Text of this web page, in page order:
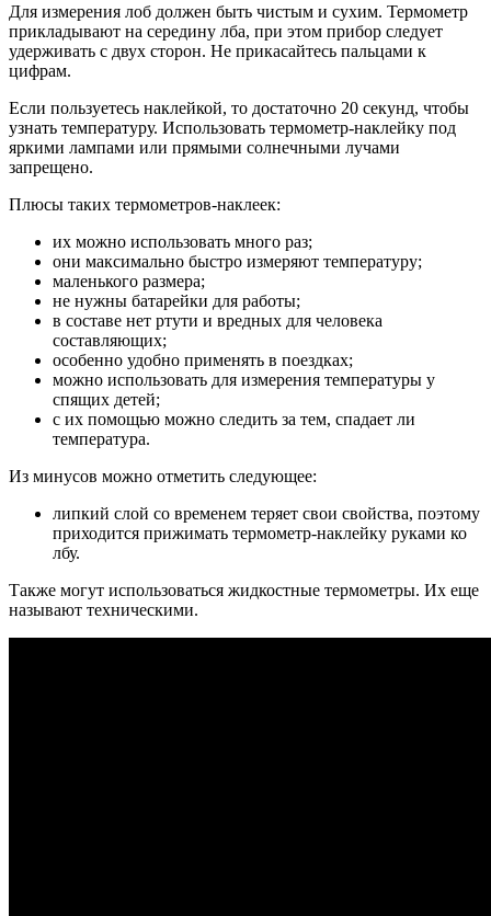
Для измерения лоб должен быть чистым и сухим. Термометр
прикладывают на середину лба, при этом прибор следует
удерживать с двух сторон. Не прикасайтесь пальцами к
цифрам.
Если пользуетесь наклейкой, то достаточно 20 секунд, чтобы
узнать температуру. Использовать термометр-наклейку под
яркими лампами или прямыми солнечными лучами
запрещено.
Плюсы таких термометров-наклеек:
их можно использовать много раз;
они максимально быстро измеряют температуру;
маленького размера;
не нужны батарейки для работы;
в составе нет ртути и вредных для человека
составляющих;
особенно удобно применять в поездках;
можно использовать для измерения температуры у
спящих детей;
с их помощью можно следить за тем, спадает ли
температура.
Из минусов можно отметить следующее:
липкий слой со временем теряет свои свойства, поэтому
приходится прижимать термометр-наклейку руками ко
лбу.
Также могут использоваться жидкостные термометры. Их еще
называют техническими.